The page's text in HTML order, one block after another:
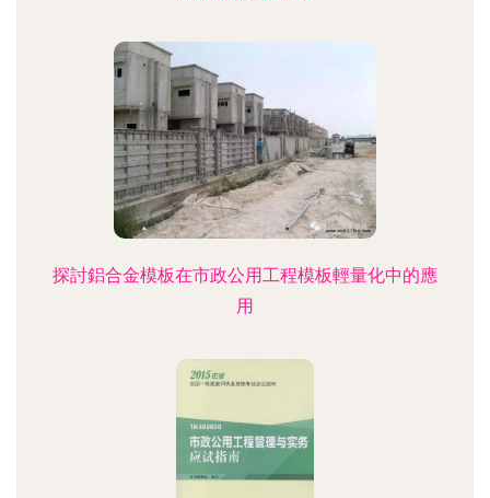
探討鋁合金模板在市政公用工程模板輕量化中的應
用